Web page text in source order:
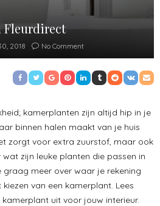
Fleurdirect
2018 No Comment
kamerplanten zijn altijd hip in je
binnen halen maakt van je huis
zorgt voor extra zuurstof, maar ook
zijn leuke planten die passen in
graag meer over waar je rekening
van een kamerplant. Lees
uit voor jouw interieur.